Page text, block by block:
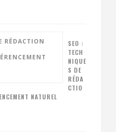
SEO :
TECH
NIQUE
S DE
RÉDA
CTIO
NATUREL